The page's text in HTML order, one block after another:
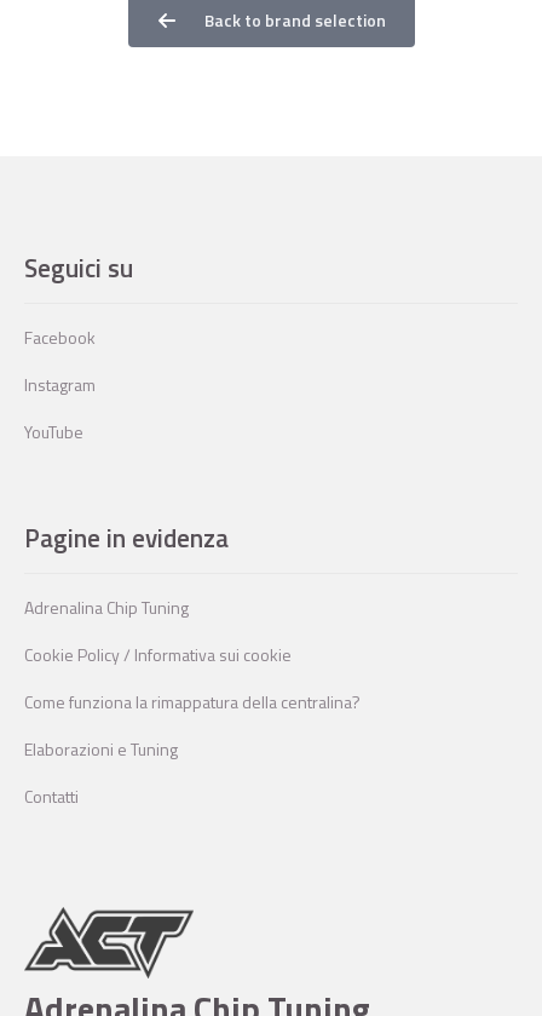
Back to brand selection
Pagine in evidenza
Adrenalina Chip Tuning
Cookie Policy / Informativa sui cookie
Come funziona la rimappatura della centralina?
Elaborazioni e Tuning
Contatti
Seguici su
Facebook
Instagram
YouTube